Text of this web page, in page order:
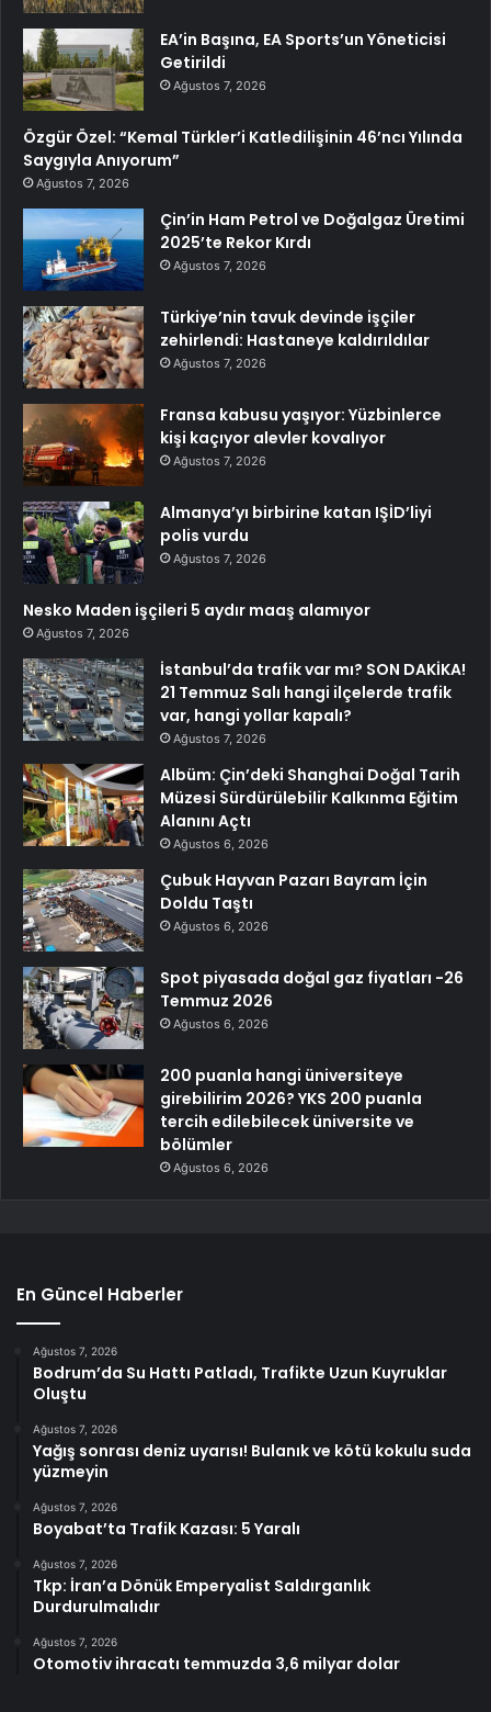
EA’in Başına, EA Sports’un Yöneticisi
Getirildi
Ağustos 7, 2026
Özgür Özel: “Kemal Türkler’i Katledilişinin 46’ncı Yılında
Saygıyla Anıyorum”
Ağustos 7, 2026
Çin’in Ham Petrol ve Doğalgaz Üretimi
2025’te Rekor Kırdı
Ağustos 7, 2026
Türkiye’nin tavuk devinde işçiler
zehirlendi: Hastaneye kaldırıldılar
Ağustos 7, 2026
Fransa kabusu yaşıyor: Yüzbinlerce
kişi kaçıyor alevler kovalıyor
Ağustos 7, 2026
Almanya’yı birbirine katan IŞİD’liyi
polis vurdu
Ağustos 7, 2026
Nesko Maden işçileri 5 aydır maaş alamıyor
Ağustos 7, 2026
İstanbul’da trafik var mı? SON DAKİKA!
21 Temmuz Salı hangi ilçelerde trafik
var, hangi yollar kapalı?
Ağustos 7, 2026
Albüm: Çin’deki Shanghai Doğal Tarih
Müzesi Sürdürülebilir Kalkınma Eğitim
Alanını Açtı
Ağustos 6, 2026
Çubuk Hayvan Pazarı Bayram İçin
Doldu Taştı
Ağustos 6, 2026
Spot piyasada doğal gaz fiyatları -26
Temmuz 2026
Ağustos 6, 2026
200 puanla hangi üniversiteye
girebilirim 2026? YKS 200 puanla
tercih edilebilecek üniversite ve
bölümler
Ağustos 6, 2026
En Güncel Haberler
Ağustos 7, 2026
Bodrum’da Su Hattı Patladı, Trafikte Uzun Kuyruklar
Oluştu
Ağustos 7, 2026
Yağış sonrası deniz uyarısı! Bulanık ve kötü kokulu suda
yüzmeyin
Ağustos 7, 2026
Boyabat’ta Trafik Kazası: 5 Yaralı
Ağustos 7, 2026
Tkp: İran’a Dönük Emperyalist Saldırganlık
Durdurulmalıdır
Ağustos 7, 2026
Otomotiv ihracatı temmuzda 3,6 milyar dolar